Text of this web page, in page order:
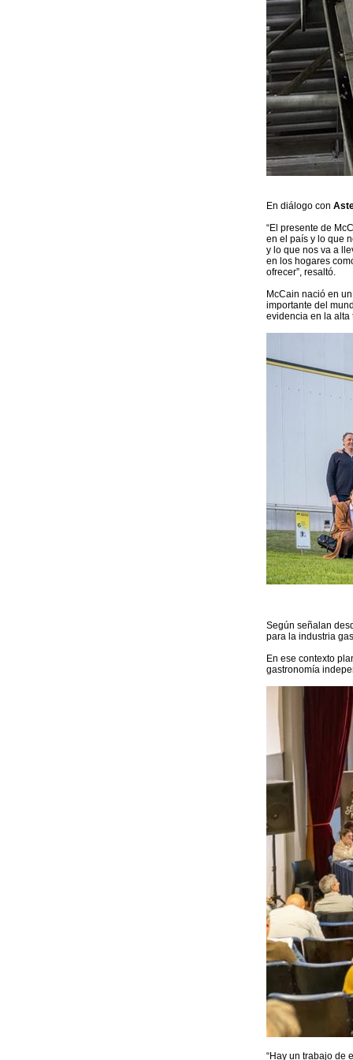
En diálogo con
“El presente de
en el país y lo que
y lo que nos va a
en los hogares
ofrecer”, resaltó.
McCain nació en
importante del
evidencia en la alta
Según señalan
para la industria
En ese contexto
gastronomía
“Hay un trabajo de